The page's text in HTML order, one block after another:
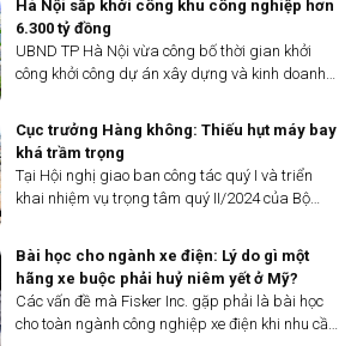
Hà Nội sắp khởi công khu công nghiệp hơn
6.300 tỷ đồng
UBND TP Hà Nội vừa công bố thời gian khởi
công khởi công dự án xây dựng và kinh doanh
án có tổng vốn hơn 6.300 tỷ đồng.
Cục trưởng Hàng không: Thiếu hụt máy bay
khá trầm trọng
Tại Hội nghị giao ban công tác quý I và triển
khai nhiệm vụ trọng tâm quý II/2024 của Bộ
cho biết: Việc Nhà sản xuất động cơ
Pratt&amp;Whitney (PW) yêu cầu triệu hồi một
số máy bay A321Neo của các Hãng hàng không
Vietnam Airlines, Vietjet khai thác đã khiến
Bài học cho ngành xe điện: Lý do gì một
hãng xe buộc phải huỷ niêm yết ở Mỹ?
Các vấn đề mà Fisker Inc. gặp phải là bài học
cho toàn ngành công nghiệp xe điện khi nhu cầu